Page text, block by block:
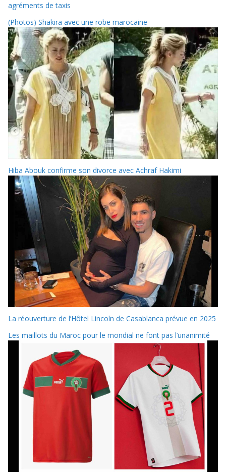
agréments de taxis
(Photos) Shakira avec une robe marocaine
Hiba Abouk confirme son divorce avec Achraf Hakimi
La réouverture de l’Hôtel Lincoln de Casablanca prévue en 2025
Les maillots du Maroc pour le mondial ne font pas l’unanimité